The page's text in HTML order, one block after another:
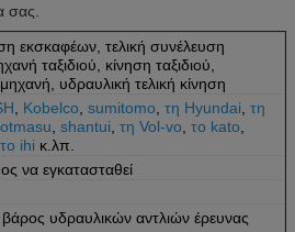
σας.
εκσκαφέων, τελική συνέλευση
ταξιδιού, κίνηση ταξιδιού,
υδραυλική τελική κίνηση
Kobelco sumitomo τη Hyundai τη
shantui τη Vol-vo το kato
το ihi κ.λπ.
να εγκατασταθεί
υδραυλικών αντλιών έρευνας